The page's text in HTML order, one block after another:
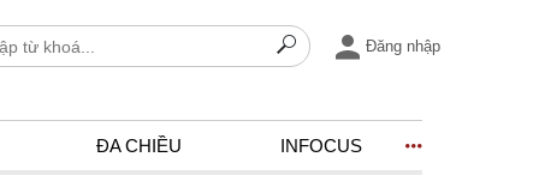
Đăng nhập
ĐA CHIỀU INFOCUS